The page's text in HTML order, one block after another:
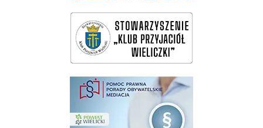
wieliczka-wieliczanie na bis
pomoc prawna wieliczka